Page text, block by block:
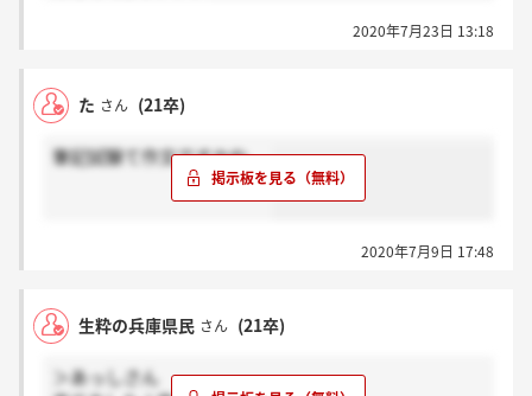
2020年7月23日 13:18
た さん (21卒)
筆記試験て作文ですかね.....
2020年7月9日 17:48
生粋の兵庫県民 さん (21卒)
＞あっしさん